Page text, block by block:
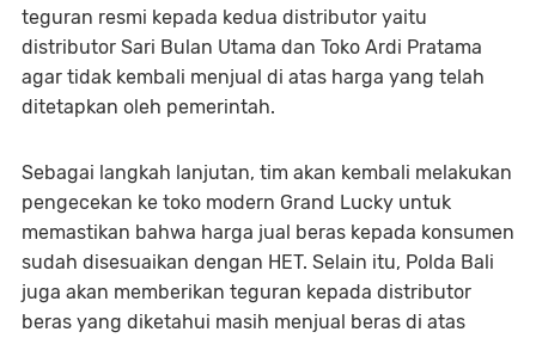
teguran resmi kepada kedua distributor yaitu
distributor Sari Bulan Utama dan Toko Ardi Pratama
agar tidak kembali menjual di atas harga yang telah
ditetapkan oleh pemerintah.
Sebagai langkah lanjutan, tim akan kembali melakukan
pengecekan ke toko modern Grand Lucky untuk
memastikan bahwa harga jual beras kepada konsumen
sudah disesuaikan dengan HET. Selain itu, Polda Bali
juga akan memberikan teguran kepada distributor
beras yang diketahui masih menjual beras di atas